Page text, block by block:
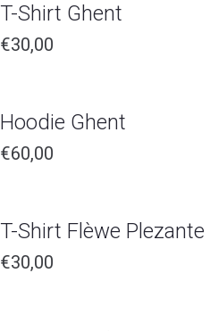
T-Shirt Ghent
€30,00
Hoodie Ghent
€60,00
T-Shirt Flèwe Plezante
€30,00